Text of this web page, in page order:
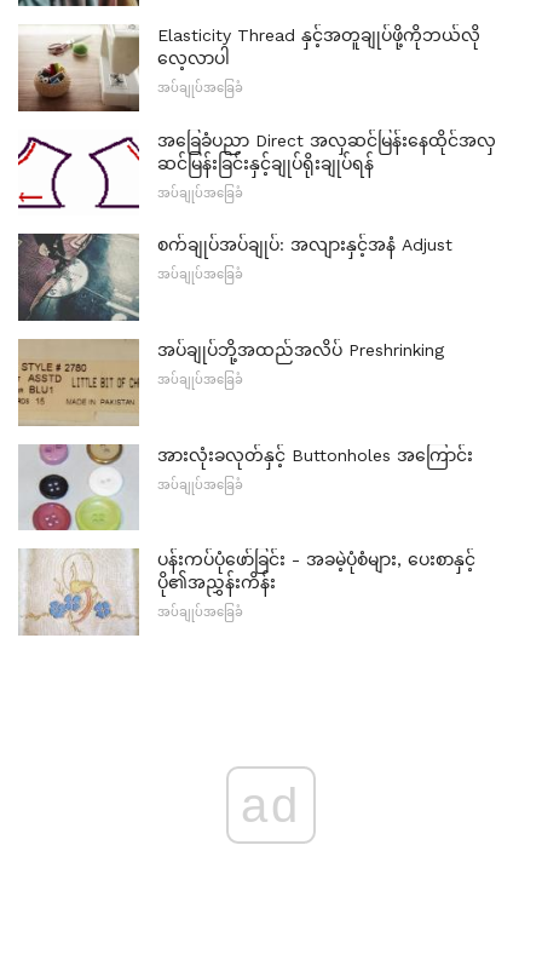
Elasticity Thread နှင့်အတူချုပ်ဖို့ကိုဘယ်လို
လေ့လာပါ
အပ်ချုပ်အခြေခံ
အခြေခံပညာ Direct အလှဆင်မြန်းနေထိုင်အလှ
ဆင်မြန်းခြင်းနှင့်ချုပ်ရိုးချုပ်ရန်
အပ်ချုပ်အခြေခံ
စက်ချုပ်အပ်ချုပ်: အလျားနှင့်အနံ Adjust
အပ်ချုပ်အခြေခံ
အပ်ချုပ်ဘို့အထည်အလိပ် Preshrinking
အပ်ချုပ်အခြေခံ
အားလုံးခလုတ်နှင့် Buttonholes အကြောင်း
အပ်ချုပ်အခြေခံ
ပန်းကပ်ပုံဖော်ခြင်း - အခမဲ့ပုံစံများ, ပေးစာနှင့်
ပို၏အညွှန်းကိန်း
အပ်ချုပ်အခြေခံ
ad